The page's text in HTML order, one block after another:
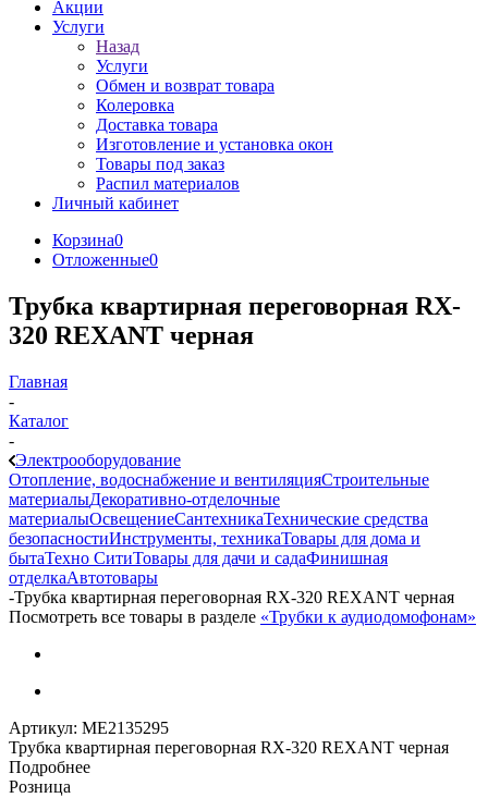
Акции
Услуги
Назад
Услуги
Обмен и возврат товара
Колеровка
Доставка товара
Изготовление и установка окон
Товары под заказ
Распил материалов
Личный кабинет
Корзина0
Отложенные0
Трубка квартирная переговорная RX-
320 REXANT черная
Главная
-
Каталог
-
Электрооборудование
Отопление, водоснабжение и вентиляцияСтроительные
материалыДекоративно-отделочные
материалыОсвещениеСантехникаТехнические средства
безопасностиИнструменты, техникаТовары для дома и
бытаТехно СитиТовары для дачи и садаФинишная
отделкаАвтотовары
-Трубка квартирная переговорная RX-320 REXANT черная
Посмотреть все товары в разделе «Трубки к аудиодомофонам»
Артикул: МЕ2135295
Трубка квартирная переговорная RX-320 REXANT черная
Подробнее
Розница